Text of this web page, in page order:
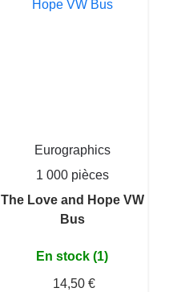
Eurographics
1 000 pièces
The Love and Hope VW
Bus
En stock (1)
14,50 €